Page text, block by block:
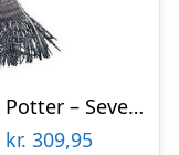
Harry Potter – Severus Snape’s Tryllestav I Ollivanders Boks
kr. 309,95